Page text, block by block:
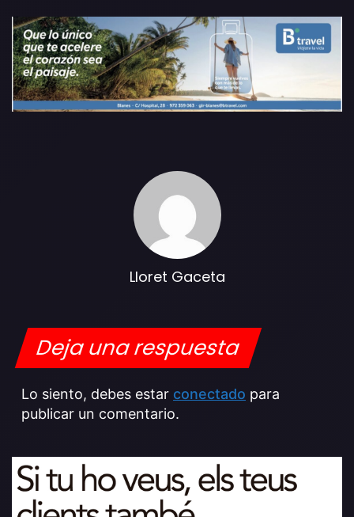
Lloret Gaceta
Deja una respuesta
Lo siento, debes estar conectado para
publicar un comentario.